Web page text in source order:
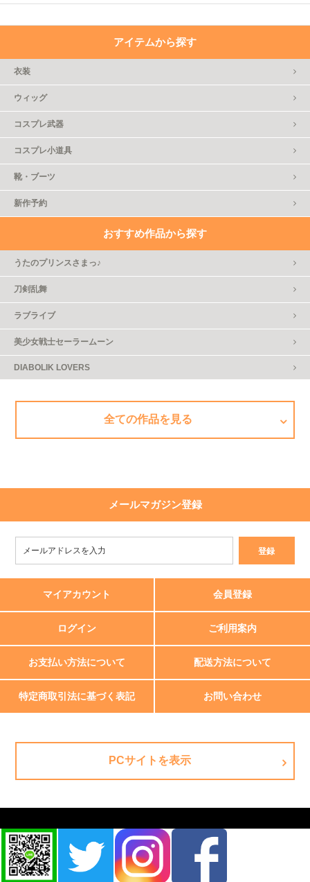
アイテムから探す
衣装
ウィッグ
コスプレ武器
コスプレ小道具
靴・ブーツ
新作予約
おすすめ作品から探す
うたのプリンスさまっ♪
刀剣乱舞
ラブライブ
美少女戦士セーラームーン
DIABOLIK LOVERS
全ての作品を見る
メールマガジン登録
マイアカウント 会員登録
ログイン ご利用案内
お支払い方法について 配送方法について
特定商取引法に基づく表記 お問い合わせ
PCサイトを表示